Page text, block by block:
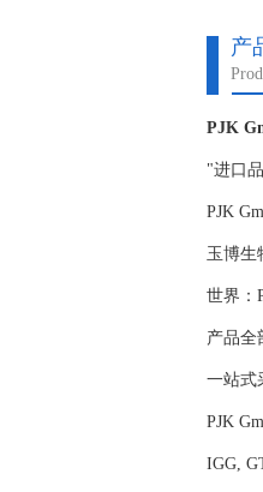
产
PJK
"进口
PJK
玉博生
世界：
产品全
一站式
PJK
IGG,